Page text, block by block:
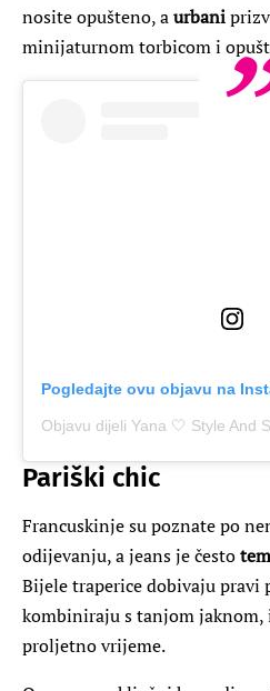
nosite opušteno, aurbani
minijaturnom torbicom i
Pogledajte ovu objavu na
Objavu dijeli Yana 🤍 Style And
Pariški chic
Francuskinje su poznate po
odijevanju, a jeans je često
Bijele traperice dobivaju pravi
kombiniraju s tanjom
proljetno vrijeme.